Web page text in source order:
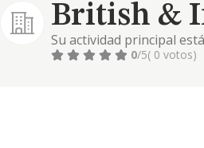
British &
Su actividad principal
educación primaria.
0/5( 0 votos)